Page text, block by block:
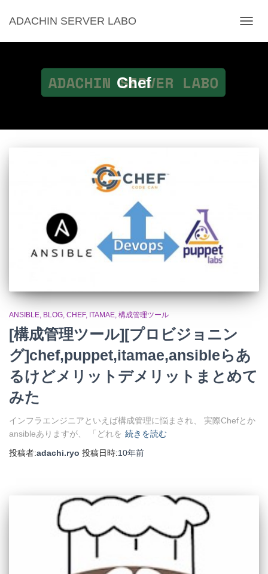
ADACHIN SERVER LABO
ビ
Chef
ANSIBLE BLOG CHEF ITAMAE 構成管理ツール
[構成管理ツール][プロビジョニン
グ]chef,puppet,itamae,ansibleらあ
るけどメリットデメリットまとめて
みた
インフラエンジニアといえば構成管理に悩まされ、 実際Chefとか
ansibleありますが、 「どれを 続きを読む
投稿者:adachi.ryo 投稿日時:10年前